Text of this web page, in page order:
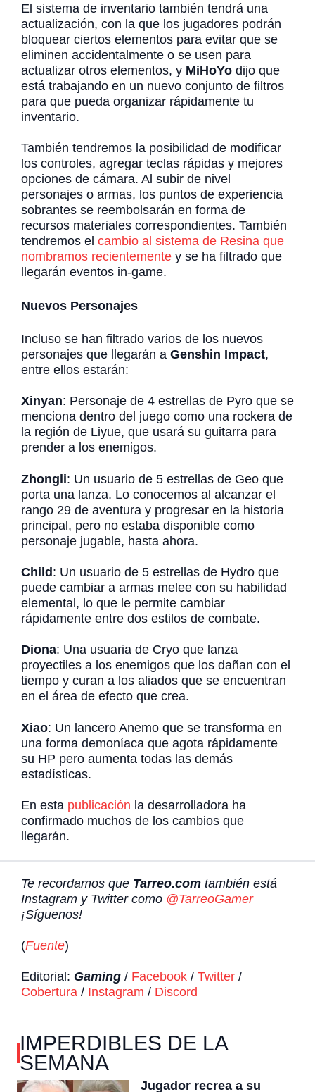
El sistema de inventario también tendrá una
actualización, con la que los jugadores podrán
bloquear ciertos elementos para evitar que se
eliminen accidentalmente o se usen para
actualizar otros elementos, y MiHoYo dijo que
está trabajando en un nuevo conjunto de filtros
para que pueda organizar rápidamente tu
inventario.
También tendremos la posibilidad de modificar
los controles, agregar teclas rápidas y mejores
opciones de cámara. Al subir de nivel
personajes o armas, los puntos de experiencia
sobrantes se reembolsarán en forma de
recursos materiales correspondientes. También
tendremos el cambio al sistema de Resina que
nombramos recientemente y se ha filtrado que
llegarán eventos in-game.
Nuevos Personajes
Incluso se han filtrado varios de los nuevos
personajes que llegarán a Genshin Impact,
entre ellos estarán:
Xinyan: Personaje de 4 estrellas de Pyro que se
menciona dentro del juego como una rockera de
la región de Liyue, que usará su guitarra para
prender a los enemigos.
Zhongli: Un usuario de 5 estrellas de Geo que
porta una lanza. Lo conocemos al alcanzar el
rango 29 de aventura y progresar en la historia
principal, pero no estaba disponible como
personaje jugable, hasta ahora.
Child : Un usuario de 5 estrellas de Hydro que
puede cambiar a armas melee con su habilidad
elemental, lo que le permite cambiar
rápidamente entre dos estilos de combate.
Diona: Una usuaria de Cryo que lanza
proyectiles a los enemigos que los dañan con el
tiempo y curan a los aliados que se encuentran
en el área de efecto que crea.
Xiao: Un lancero Anemo que se transforma en
una forma demoníaca que agota rápidamente
su HP pero aumenta todas las demás
estadísticas.
En esta publicación la desarrolladora ha
confirmado muchos de los cambios que
llegarán.
Te recordamos que Tarreo.com también está
Instagram y Twitter como @TarreoGamer
¡Síguenos!
(Fuente)
Editorial: Gaming / Facebook / Twitter /
Cobertura / Instagram / Discord
IMPERDIBLES DE LA
SEMANA
Jugador recrea a su